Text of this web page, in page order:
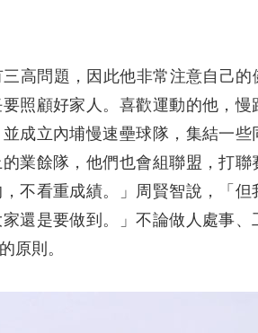
問題，因此他非常注意自己的
照顧好家人。喜歡運動的他，慢
成立內埔慢速壘球隊，集結一
業餘隊，他們也會組聯盟，打聯
，不看重成績。」周賢智說，「
還是要做到。」不論做人處事
原則。